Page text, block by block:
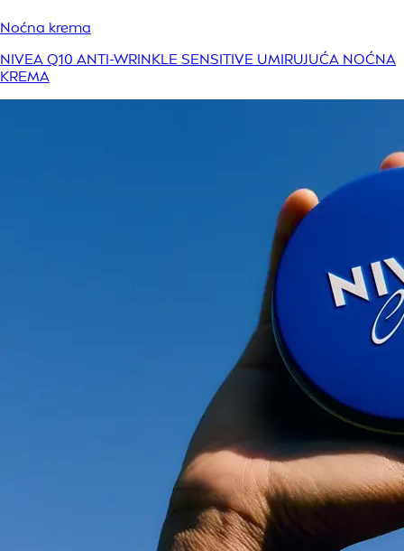
Noćna krema
NIVEA Q10 ANTI-WRINKLE SENSITIVE UMIRUJUĆA NOĆNA
KREMA